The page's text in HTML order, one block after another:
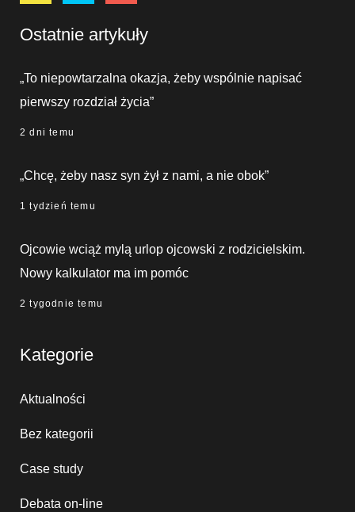
Ostatnie artykuły
„To niepowtarzalna okazja, żeby wspólnie napisać
pierwszy rozdział życia”
2 dni temu
„Chcę, żeby nasz syn żył z nami, a nie obok”
1 tydzień temu
Ojcowie wciąż mylą urlop ojcowski z rodzicielskim.
Nowy kalkulator ma im pomóc
2 tygodnie temu
Kategorie
Aktualności
Bez kategorii
Case study
Debata on-line